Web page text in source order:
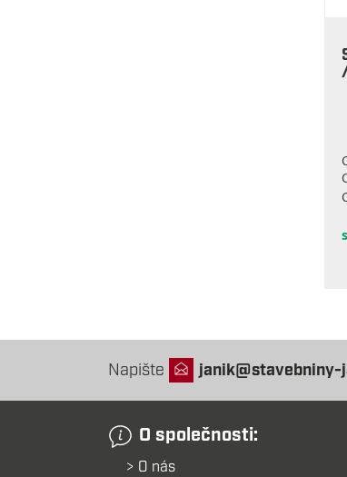
Napište janik@stavebniny-
O společnosti:
O nás